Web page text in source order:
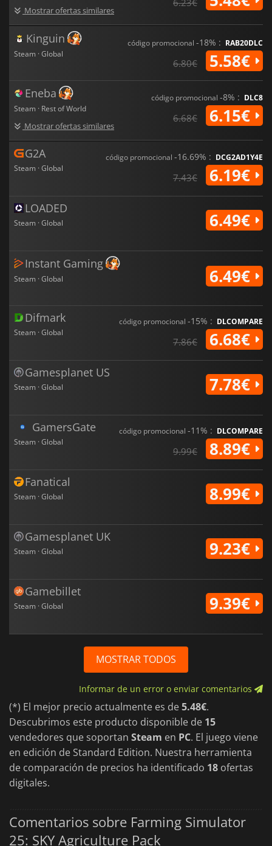
Mostrar ofertas similares
Kinguin
Steam · Global
código promocional -18% : RAB20DLC
6.80€ 5.58€
Eneba
Steam · Rest of World
Mostrar ofertas similares
código promocional -8% : DLC8
6.68€ 6.15€
G2A
Steam · Global
código promocional -16.69% : DCG2AD1Y4E
7.43€ 6.19€
LOADED
Steam · Global 6.49€
Instant Gaming
Steam · Global 6.49€
Difmark
Steam · Global
código promocional -15% : DLCOMPARE
7.86€ 6.68€
Gamesplanet US
Steam · Global 7.78€
GamersGate
Steam · Global
código promocional -11% : DLCOMPARE
9.99€ 8.89€
Fanatical
Steam · Global 8.99€
Gamesplanet UK
Steam · Global 9.23€
Gamebillet
Steam · Global 9.39€
MOSTRAR TODOS
Informar de un error o enviar comentarios
(*) El mejor precio actualmente es de5.48€.
Descubrimos este producto disponible de 15
vendedores que soportan Steam en PC. El juego viene
en edición de Standard Edition. Nuestra herramienta
de comparación de precios ha identificado 18 ofertas
digitales.
Comentarios sobre Farming Simulator
25: SKY Agriculture Pack